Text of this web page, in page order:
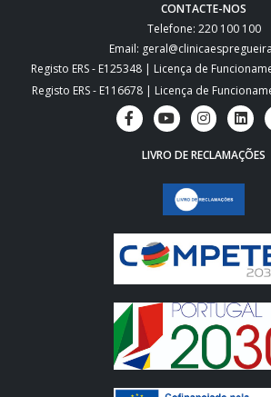
CONTACTE-NOS
Telefone: 220 100 100
Email:
Registo ERS - E125348 | Licença de
Registo ERS - E116678 | Licença de
LIVRO DE RECLAMAÇÕES